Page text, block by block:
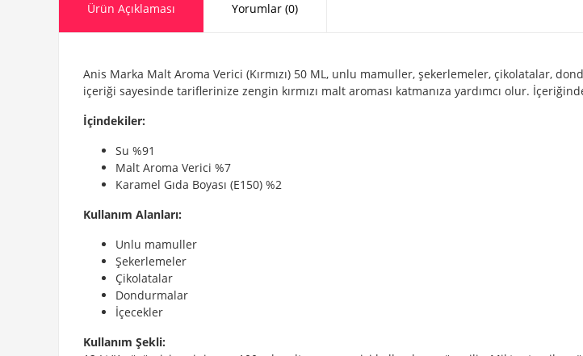
Ürün Açıklaması Yorumlar (0)
Anis Marka Malt Aroma Verici (Kırmızı) 50 ML, unlu mamuller, şekerlemeler, çikolatalar,
içeriği sayesinde tariflerinize zengin kırmızı malt aroması katmanıza yardımcı olur.
İçindekiler:
Su %91
Malt Aroma Verici %7
Karamel Gıda Boyası (E150) %2
Kullanım Alanları:
Unlu mamuller
Şekerlemeler
Çikolatalar
Dondurmalar
İçecekler
Kullanım Şekli: